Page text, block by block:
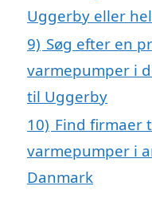
Uggerby eller
9) Søg efter en
varmepumper i
til Uggerby
10) Find firmaer
varmepumper i
Danmark